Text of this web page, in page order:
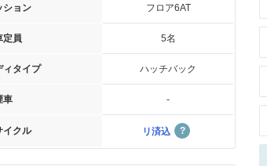
ション フロア6AT
定員 5名
ィタイプ ハッチバック
車 -
イクル リ済込